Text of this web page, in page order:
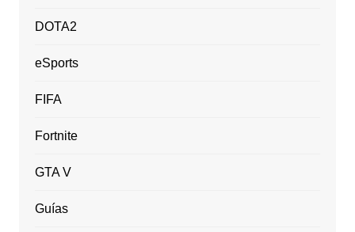
DOTA2
eSports
FIFA
Fortnite
GTA V
Guías